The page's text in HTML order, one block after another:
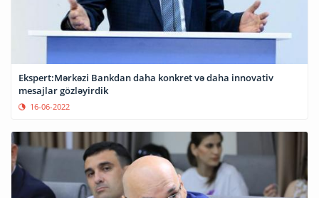
Ekspert:Mərkəzi Bankdan daha konkret və daha innovativ
mesajlar gözləyirdik
16-06-2022